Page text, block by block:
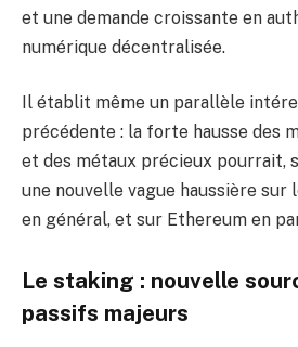
et une demande croissante en
numérique décentralisée.
Il établit même un parallèle
précédente : la forte hausse des
et des métaux précieux pourrait,
une nouvelle vague haussière sur
en général, et sur Ethereum en
Le staking : nouvelle
passifs majeurs